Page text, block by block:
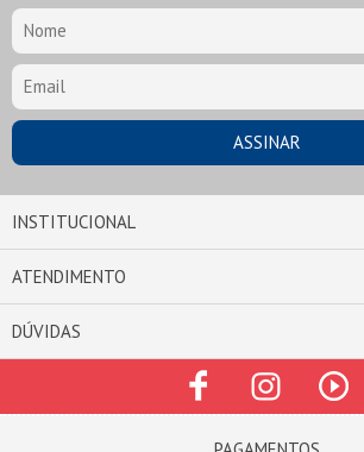
INSTITUCIONAL
ATENDIMENTO
DÚVIDAS